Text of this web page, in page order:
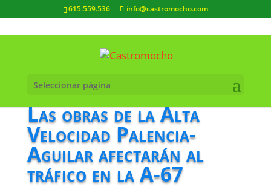
615.559.536 info@castromocho.com
Seleccionar página
Las obras de la Alta
Velocidad Palencia-
Aguilar afectarán al
tráfico en la A-67